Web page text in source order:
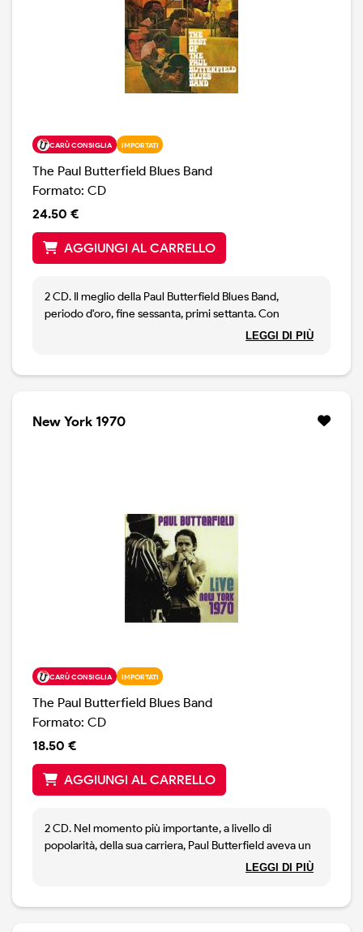
CARÙ CONSIGLIA IMPORTATI
The Paul Butterfield Blues Band
Formato: CD
24.50 €
AGGIUNGI AL CARRELLO
2 CD. Il meglio della Paul Butterfield Blues Band,
periodo d'oro, fine sessanta, primi settanta. Con
Michael Bloomfield ed Elvin Bishop nella formazione. Il
LEGGI DI PIÙ
New York 1970
CARÙ CONSIGLIA IMPORTATI
The Paul Butterfield Blues Band
Formato: CD
18.50 €
AGGIUNGI AL CARRELLO
2 CD. Nel momento più importante, a livello di
popolarità, della sua carriera, Paul Butterfield aveva un
doppio album dal vivo in uscita. Questo Live, viene
LEGGI DI PIÙ